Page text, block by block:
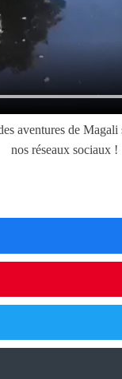
aventures de Magali
nos réseaux sociaux !